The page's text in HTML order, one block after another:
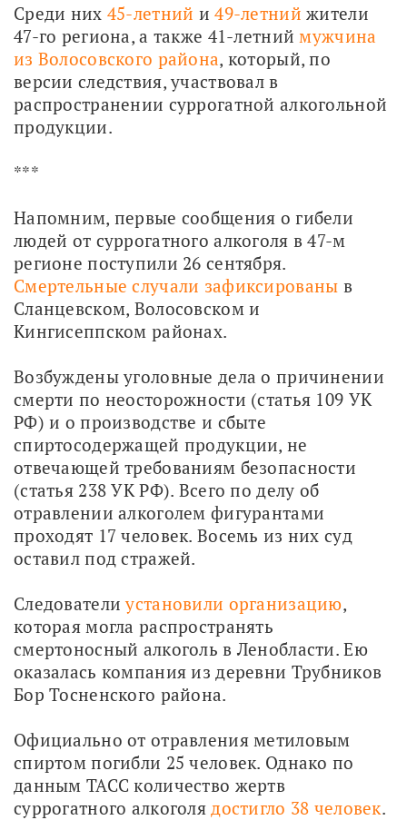
Среди них 45-летний и 49-летний жители
47-го региона, а также 41-летний мужчина
из Волосовского района, который, по
версии следствия, участвовал в
распространении суррогатной алкогольной
продукции.
***
Напомним, первые сообщения о гибели
людей от суррогатного алкоголя в 47-м
Смертельные случали зафиксированы в
Сланцевском, Волосовском и
Кингисеппском районах.
Возбуждены уголовные дела о причинении
смерти по неосторожности (статья 109 УК
РФ) и о производстве и сбыте
спиртосодержащей продукции, не
отвечающей требованиям безопасности
(статья 238 УК РФ). Всего по делу об
отравлении алкоголем фигурантами
проходят 17 человек. Восемь из них суд
оставил под стражей.
Следователи установили организацию,
которая могла распространять
смертоносный алкоголь в Ленобласти. Ею
оказалась компания из деревни Трубников
Бор Тосненского района.
Официально от отравления метиловым
спиртом погибли 25 человек. Однако по
данным ТАСС количество жертв
суррогатного алкоголя достигло 38 человек.